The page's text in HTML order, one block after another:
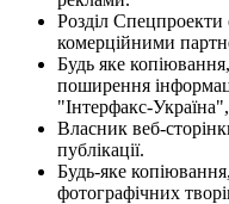
Розділ Спецпроекти
комерційними
Будь яке
поширення
"Інтерфакс-
Власник веб-
публікації.
Будь-яке
фотографічних